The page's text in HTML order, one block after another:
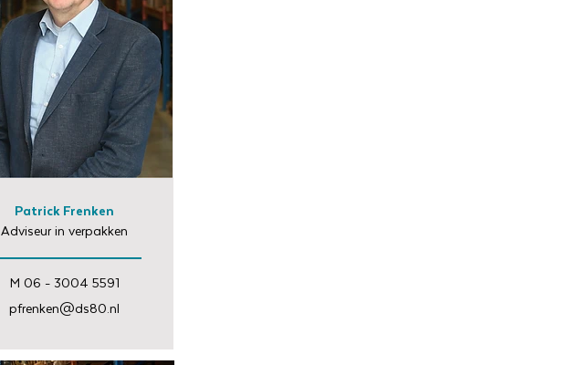
Patrick Frenken
Adviseur in verpakken
M 06 - 3004 5591
pfrenken@ds80.nl